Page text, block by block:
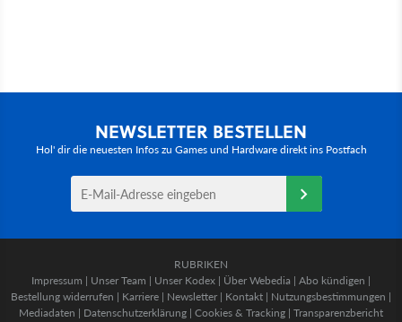
NEWSLETTER BESTELLEN
Hol' dir die neuesten Infos zu Games und Hardware direkt ins Postfach
RUBRIKEN
Impressum | Unser Team | Unser Kodex | Über Webedia | Abo kündigen |
Bestellung widerrufen | Karriere | Newsletter | Kontakt | Nutzungsbestimmungen |
Mediadaten | Datenschutzerklärung | Cookies & Tracking | Transparenzbericht